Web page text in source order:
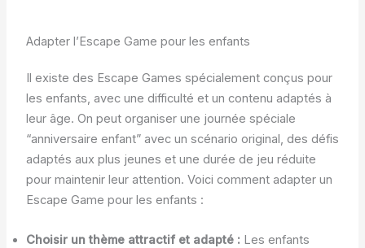
Adapter l’Escape Game pour les enfants
Il existe des Escape Games spécialement conçus pour
les enfants, avec une difficulté et un contenu adaptés à
leur âge. On peut organiser une journée spéciale
“anniversaire enfant” avec un scénario original, des défis
adaptés aux plus jeunes et une durée de jeu réduite
pour maintenir leur attention. Voici comment adapter un
Escape Game pour les enfants :
Choisir un thème attractif et adapté : Les enfants